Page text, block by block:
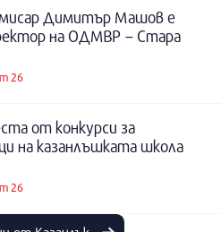
Димитър Машов е
на ОДМВР – Стара
26
от конкурси за
на казанлъшката школа
26